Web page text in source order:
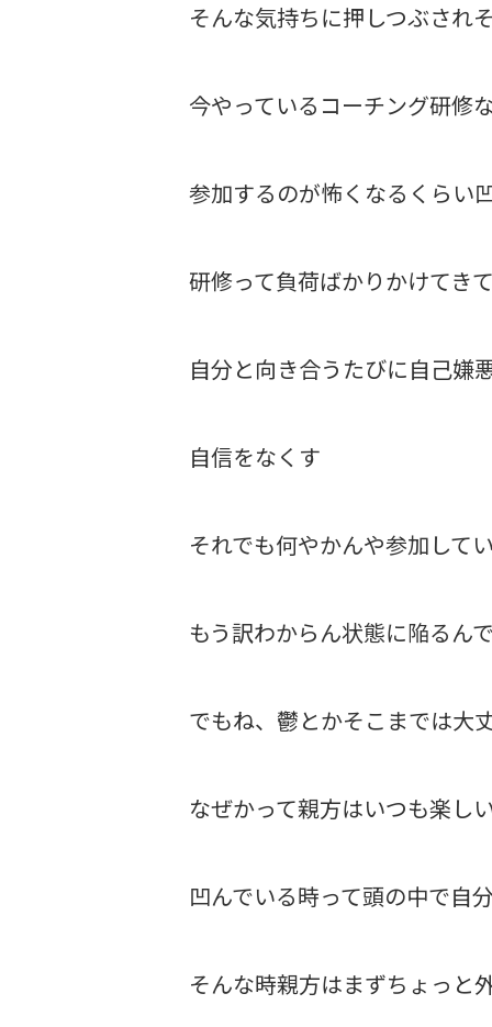
そんな気持ちに押しつぶされ
今やっているコーチング研修
参加するのが怖くなるくらい
研修って負荷ばかりかけてき
自分と向き合うたびに自己嫌
自信をなくす
それでも何やかんや参加して
もう訳わからん状態に陥るん
でもね、鬱とかそこまでは大
なぜかって親方はいつも楽し
凹んでいる時って頭の中で自
そんな時親方はまずちょっと